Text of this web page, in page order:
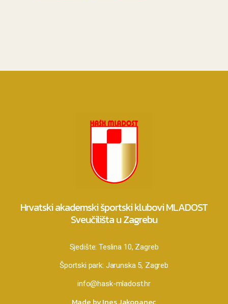
Hrvatski akademski športski klubovi MLADOST
Sveučilišta u Zagrebu
Sjedište:Teslina 10, Zagreb
Športski park: Jarunska 5, Zagreb
info@hask-mladost.hr
Made by Ines Jakopanec